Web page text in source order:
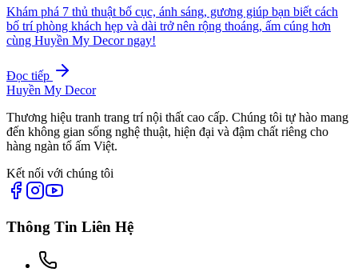
Khám phá 7 thủ thuật bố cục, ánh sáng, gương giúp bạn biết cách
bố trí phòng khách hẹp và dài trở nên rộng thoáng, ấm cúng hơn
cùng Huyền My Decor ngay!
Đọc tiếp
Huyền My Decor
Thương hiệu tranh trang trí nội thất cao cấp. Chúng tôi tự hào mang
đến không gian sống nghệ thuật, hiện đại và đậm chất riêng cho
hàng ngàn tổ ấm Việt.
Kết nối với chúng tôi
Thông Tin Liên Hệ